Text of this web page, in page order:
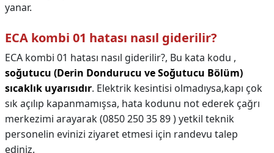
yanar.
ECA kombi 01 hatası nasıl giderilir?
ECA kombi 01 hatası nasıl giderilir?, Bu kata kodu ,
soğutucu (Derin Dondurucu ve Soğutucu Bölüm)
sıcaklık uyarısıdır. Elektrik kesintisi olmadıysa,kapı çok
sık açılıp kapanmamışsa, hata kodunu not ederek çağrı
merkezimi arayarak (0850 250 35 89 ) yetkil teknik
personelin evinizi ziyaret etmesi için randevu talep
ediniz.